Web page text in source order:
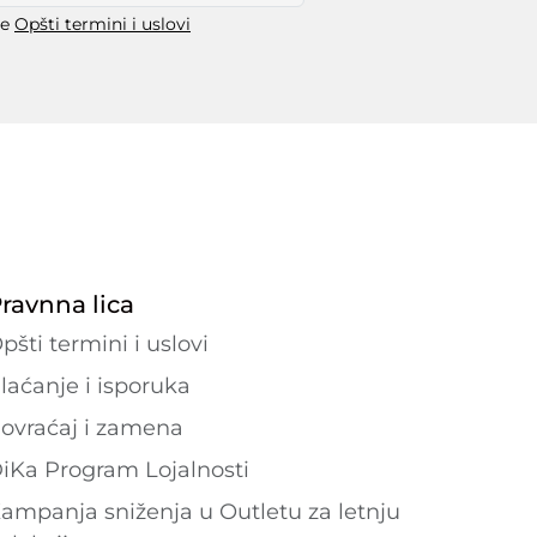
Opšti termini i uslovi
lica
termini i uslovi
i isporuka
i zamena
Program Lojalnosti
sniženja u Outletu za letnju